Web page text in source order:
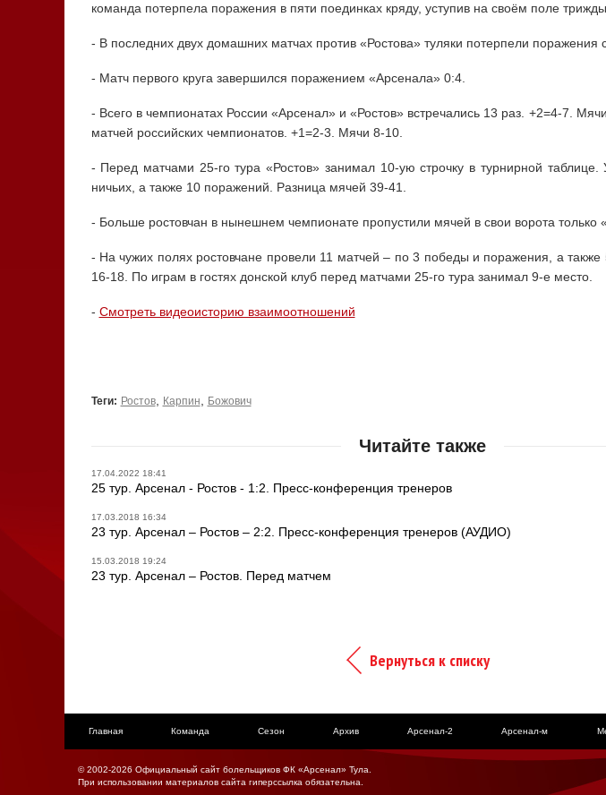
команда потерпела поражения в пяти поединках кряду, уступив на своём поле
- В последних двух домашних матчах против «Ростова» туляки потерпели поражения
- Матч первого круга завершился поражением «Арсенала» 0:4.
- Всего в чемпионатах России «Арсенал» и «Ростов» встречались 13 раз. +2=4-7.
матчей российских чемпионатов. +1=2-3. Мячи 8-10.
- Перед матчами 25-го тура «Ростов» занимал 10-ую строчку в турнирной
ничьих, а также 10 поражений. Разница мячей 39-41.
- Больше ростовчан в нынешнем чемпионате пропустили мячей в свои ворота только
- На чужих полях ростовчане провели 11 матчей – по 3 победы и поражения, а также
16-18. По играм в гостях донской клуб перед матчами 25-го тура занимал 9-е место.
- Смотреть видеоисторию взаимоотношений
Теги: Ростов, Карпин, Божович
Читайте также
17.04.2022 18:41
25 тур. Арсенал - Ростов - 1:2. Пресс-конференция тренеров
17.03.2018 16:34
23 тур. Арсенал – Ростов – 2:2. Пресс-конференция тренеров (АУДИО)
15.03.2018 19:24
23 тур. Арсенал – Ростов. Перед матчем
Вернуться к списку
Главная Команда Сезон Архив Арсенал-2 Арсенал-м
© 2002-2026 Официальный сайт болельщиков ФК «Арсенал» Тула.
При использовании материалов сайта гиперссылка обязательна.